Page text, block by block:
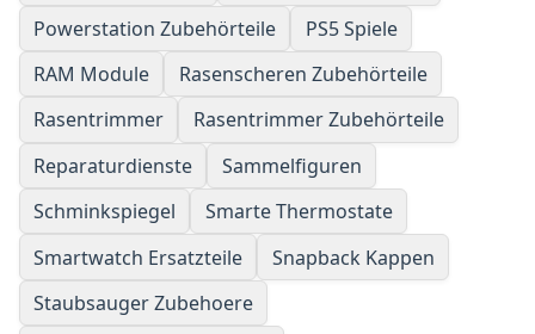
Powerstation Zubehörteile
PS5 Spiele
RAM Module
Rasenscheren Zubehörteile
Rasentrimmer
Rasentrimmer Zubehörteile
Reparaturdienste
Sammelfiguren
Schminkspiegel
Smarte Thermostate
Smartwatch Ersatzteile
Snapback Kappen
Staubsauger Zubehoere